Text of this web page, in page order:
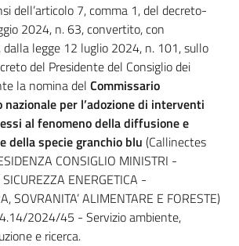
dell’articolo 7, comma 1, del decreto-
2024, n. 63, convertito, con
dalla legge 12 luglio 2024, n. 101, sullo
del Presidente del Consiglio dei
la nomina del Commissario
per l’adozione di interventi
al fenomeno della diffusione e
della specie granchio blu (Callinectes
CONSIGLIO MINISTRI -
ENERGETICA -
SOVRANITA’ ALIMENTARE E FORESTE)
2024/45 - Servizio ambiente,
e ricerca.